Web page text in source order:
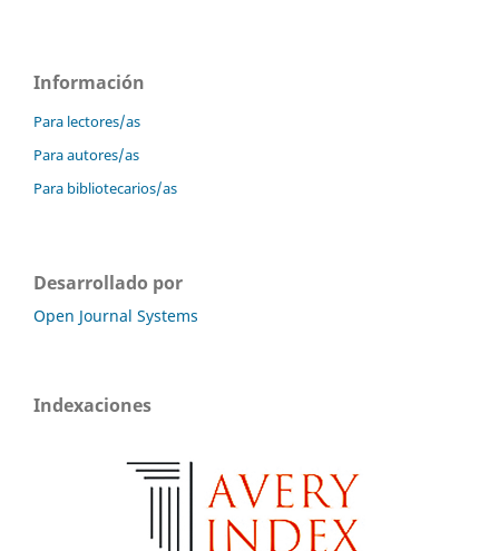
Información
Para lectores/as
Para autores/as
Para bibliotecarios/as
Desarrollado por
Open Journal Systems
Indexaciones